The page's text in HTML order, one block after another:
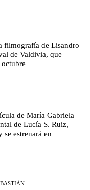
filmografía de Lisandro
de Valdivia, que
de María Gabriela
de Lucía S. Ruiz,
estrenará en